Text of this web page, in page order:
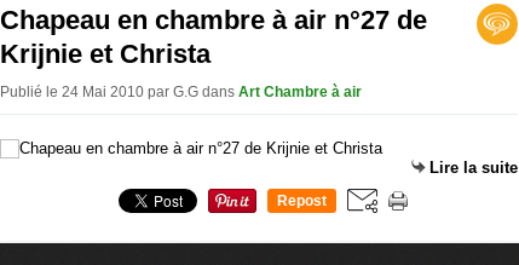
Chapeau en chambre à air n°27 de
Krijnie et Christa
Publié le 24 Mai 2010 par G.G dans Art Chambre à air
Lire la suite
Repost